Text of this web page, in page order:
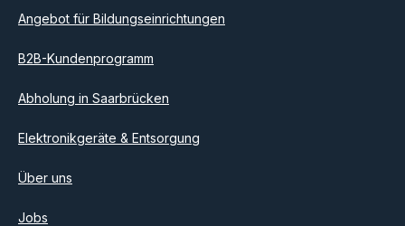
Angebot für Bildungseinrichtungen
B2B-Kundenprogramm
Abholung in Saarbrücken
Elektronikgeräte & Entsorgung
Über uns
Jobs